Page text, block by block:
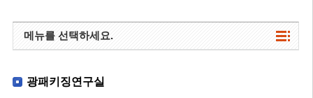
메뉴를 선택하세요.
광패키징연구실